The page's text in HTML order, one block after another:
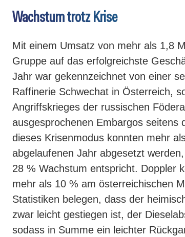
Wachstum trotz Krise
Mit einem Umsatz von mehr als 1,8
Gruppe auf das erfolgreichste
Jahr war gekennzeichnet von einer
Raffinerie Schwechat in Österreich,
Angriffskrieges der russischen
ausgesprochenen Embargos seitens
dieses Krisenmodus konnten mehr
abgelaufenen Jahr abgesetzt
28 % Wachstum entspricht. Doppler
mehr als 10 % am österreichischen
Statistiken belegen, dass der
zwar leicht gestiegen ist, der
sodass in Summe ein leichter